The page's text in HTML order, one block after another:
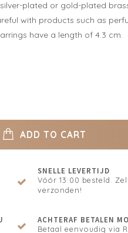
plated or gold-plated
with products such as
have a length of 4.3 cm.
ADD TO CART
SNELLE LEVERTIJD
Vóór 13:00 besteld.
verzonden!
ACHTERAF BETALEN
Betaal eenvoudig via